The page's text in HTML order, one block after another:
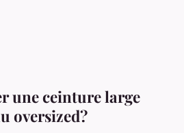
une ceinture large
oversized?